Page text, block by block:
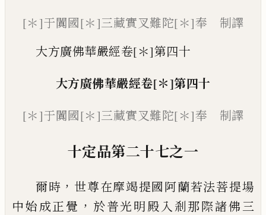
[＊]于闐國[＊]三藏實叉難陀[＊]奉 制譯
大方廣佛華嚴經卷[＊]第四十
大方廣佛華嚴經卷[＊]第四十
[＊]于闐國[＊]三藏實叉難陀[＊]奉 制譯
十定品第二十七之一
爾時 ， 世尊在摩竭提國阿蘭若法菩提場
中始成正覺 ， 於普光明殿入剎那際諸佛三